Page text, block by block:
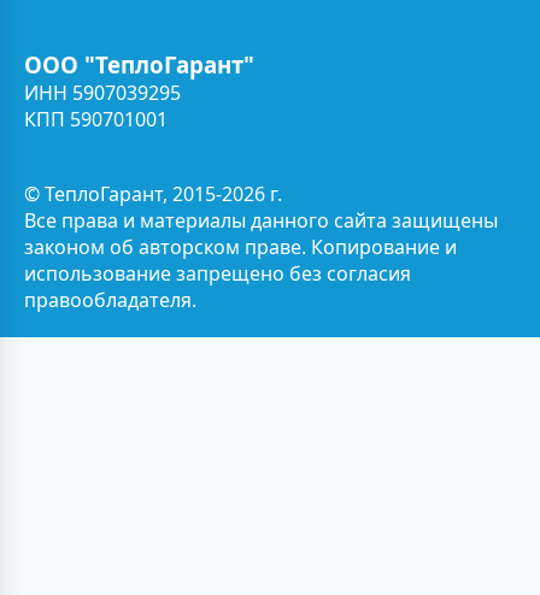
ООО "ТеплоГарант"
ИНН 5907039295
КПП 590701001
© ТеплоГарант, 2015-2026 г.
Все права и материалы данного сайта защищены
законом об авторском праве. Копирование и
использование запрещено без согласия
правообладателя.